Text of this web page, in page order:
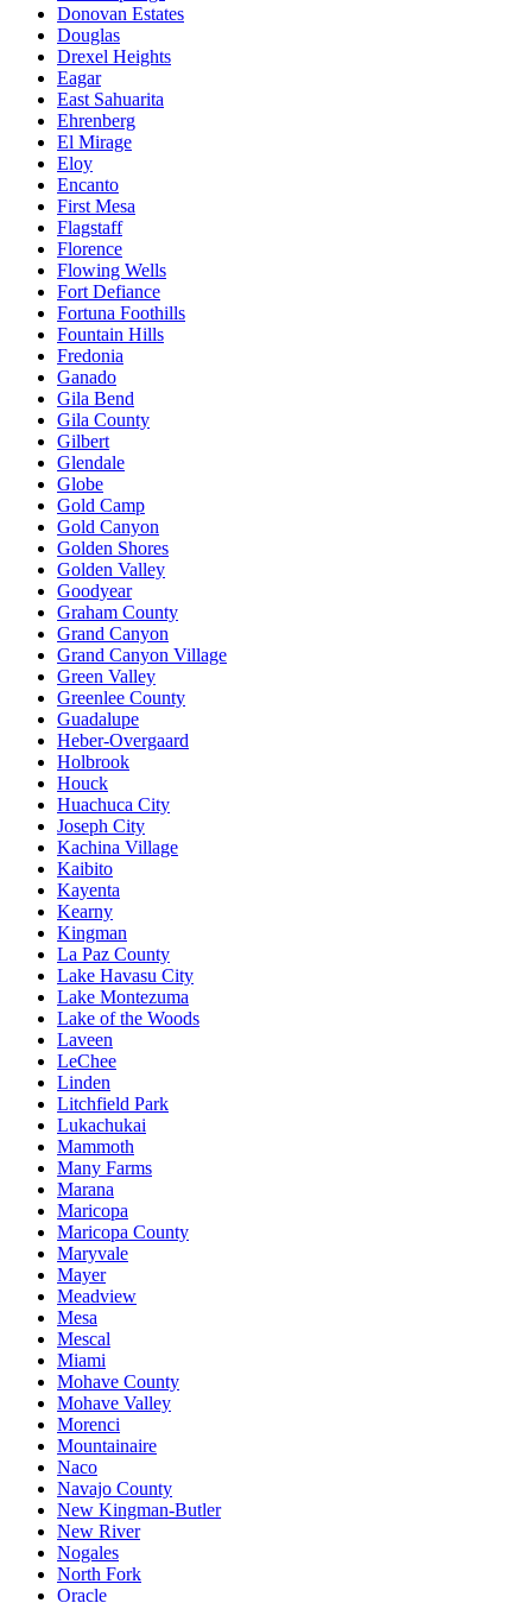
Donovan Estates
Douglas
Drexel Heights
Eagar
East Sahuarita
Ehrenberg
El Mirage
Eloy
Encanto
First Mesa
Flagstaff
Florence
Flowing Wells
Fort Defiance
Fortuna Foothills
Fountain Hills
Fredonia
Ganado
Gila Bend
Gila County
Gilbert
Glendale
Globe
Gold Camp
Gold Canyon
Golden Shores
Golden Valley
Goodyear
Graham County
Grand Canyon
Grand Canyon Village
Green Valley
Greenlee County
Guadalupe
Heber-Overgaard
Holbrook
Houck
Huachuca City
Joseph City
Kachina Village
Kaibito
Kayenta
Kearny
Kingman
La Paz County
Lake Havasu City
Lake Montezuma
Lake of the Woods
Laveen
LeChee
Linden
Litchfield Park
Lukachukai
Mammoth
Many Farms
Marana
Maricopa
Maricopa County
Maryvale
Mayer
Meadview
Mesa
Mescal
Miami
Mohave County
Mohave Valley
Morenci
Mountainaire
Naco
Navajo County
New Kingman-Butler
New River
Nogales
North Fork
Oracle